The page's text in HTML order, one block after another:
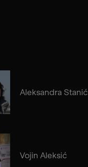
Aleksandra Stanić
Vojin Aleksić